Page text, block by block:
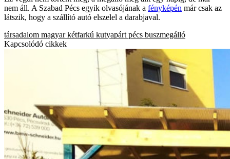
nem áll. A Szabad Pécs egyik olvasójának a fényképén már csak az
látszik, hogy a szállító autó elszelel a darabjaval.
társadalom magyar kétfarkú kutyapárt pécs buszmegálló
Kapcsolódó cikkek